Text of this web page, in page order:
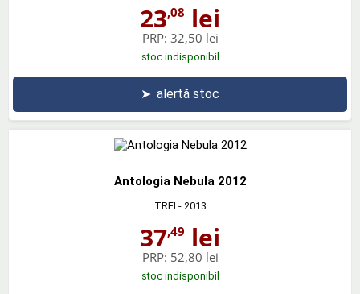
23,08 lei
PRP: 32,50 lei
stoc indisponibil
➤ alertă stoc
Antologia Nebula 2012
TREI - 2013
37,49 lei
PRP: 52,80 lei
stoc indisponibil